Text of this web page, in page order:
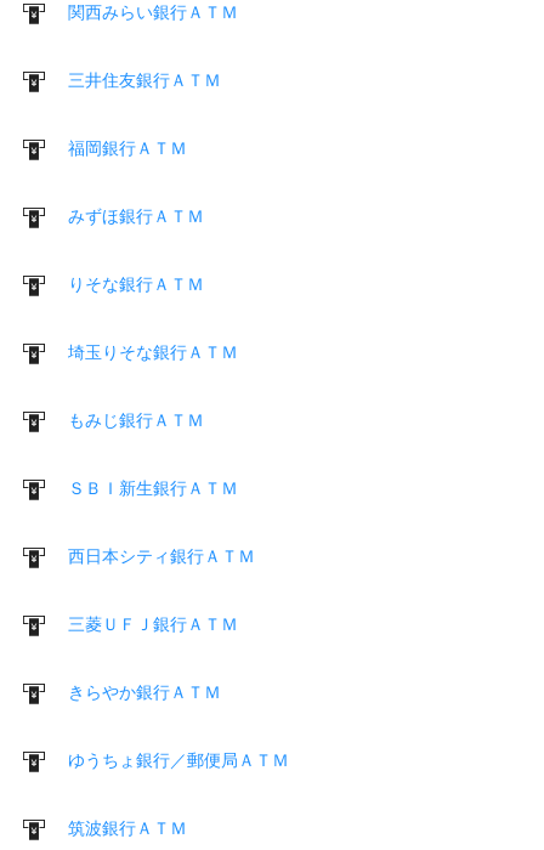
関西みらい銀行ＡＴＭ
三井住友銀行ＡＴＭ
福岡銀行ＡＴＭ
みずほ銀行ＡＴＭ
りそな銀行ＡＴＭ
埼玉りそな銀行ＡＴＭ
もみじ銀行ＡＴＭ
ＳＢＩ新生銀行ＡＴＭ
西日本シティ銀行ＡＴＭ
三菱ＵＦＪ銀行ＡＴＭ
きらやか銀行ＡＴＭ
ゆうちょ銀行／郵便局ＡＴＭ
筑波銀行ＡＴＭ